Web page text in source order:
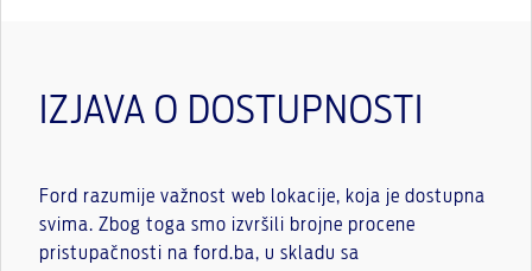
IZJAVA O DOSTUPNOSTI
Ford razumije važnost web lokacije, koja je dostupna
svima. Zbog toga smo izvršili brojne procene
pristupačnosti na ford.ba, u skladu sa